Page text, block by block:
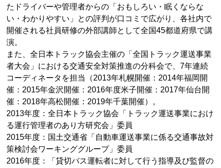
たドライバーや管理者からの「おもしろい・眠くならな
い・わかりやすい」との評判が口コミで広がり、各社内で
開催される社員研修の外部講師として全国45都道府県で講
演。
また、全日本トラック協会主催の「全国トラック運送事業
者大会」における交通安全対策推進の分科会で、7年連続
コーディネータを担当（2013年札幌開催：2014年福岡開
催：2015年金沢開催：2016年度米子開催：2017年仙台開
催：2018年高松開催：2019年千葉開催）。
2013年度：全日本トラック協会「トラック運送事業におけ
る運行管理者のあり方研究会」委員
2015年度：国土交通省「自動車運送事業に係る交通事故対
策検討会ワーキンググループ」委員
2016年度：「貸切バス運転者に対して行う指導及び監督の